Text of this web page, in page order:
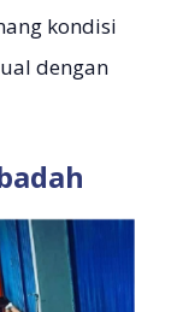
kondisi
dengan